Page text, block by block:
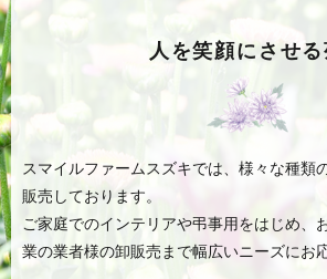
人を笑顔にさせる
スマイルファームスズキでは、様々な種類
販売しております。
ご家庭でのインテリアや弔事用をはじめ、
業の業者様の卸販売まで幅広いニーズにお